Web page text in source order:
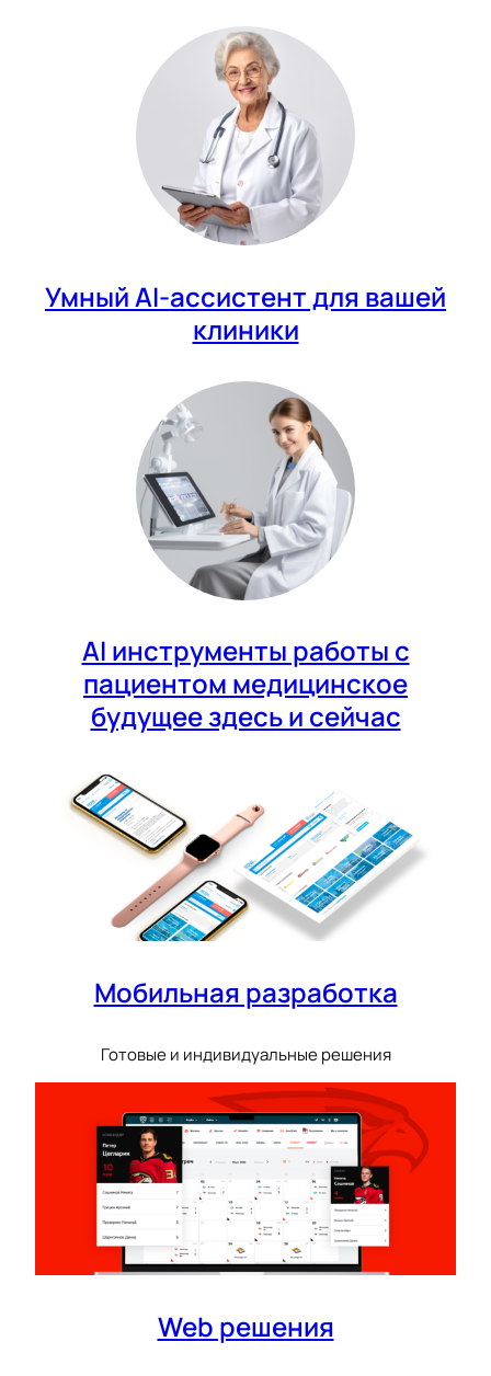
Умный AI-ассистент для вашей
клиники
AI инструменты работы с
пациентом медицинское
будущее здесь и сейчас
Мобильная разработка
Готовые и индивидуальные решения
Web решения